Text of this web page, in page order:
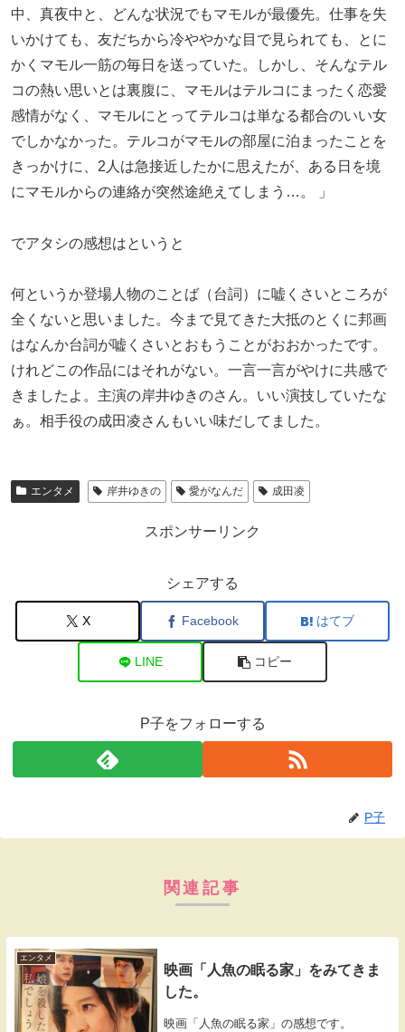
中、真夜中と、どんな状況でもマモルが最優先。仕事を失
いかけても、友だちから冷ややかな目で見られても、とに
かくマモル一筋の毎日を送っていた。しかし、そんなテル
コの熱い思いとは裏腹に、マモルはテルコにまったく恋愛
感情がなく、マモルにとってテルコは単なる都合のいい女
でしかなかった。テルコがマモルの部屋に泊まったことを
きっかけに、2人は急接近したかに思えたが、ある日を境
にマモルからの連絡が突然途絶えてしまう…。 」
でアタシの感想はというと
何というか登場人物のことば（台詞）に嘘くさいところが
全くないと思いました。今まで見てきた大抵のとくに邦画
はなんか台詞が嘘くさいとおもうことがおおかったです。
けれどこの作品にはそれがない。一言一言がやけに共感で
きましたよ。主演の岸井ゆきのさん。いい演技していたな
ぁ。相手役の成田凌さんもいい味だしてました。
エンタメ 岸井ゆきの 愛がなんだ 成田凌
スポンサーリンク
シェアする
X Facebook はてブ
LINE コピー
P子をフォローする
P子
関連記事
エンタメ
映画「人魚の眠る家」をみてきま
した。
映画「人魚の眠る家」の感想です。